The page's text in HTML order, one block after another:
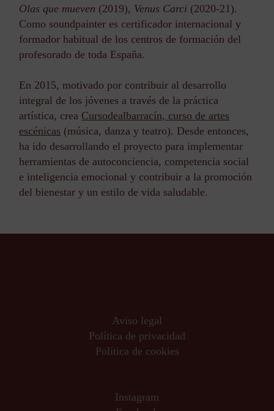
Olas que mueven (2019), Venus Carci (2020-21).
Como soundpainter es certificador internacional y
formador habitual de los centros de formación del
profesorado de toda España.
En 2015, motivado por contribuir al desarrollo
integral de los jóvenes a través de la práctica
artística, crea Cursodealbarracín, curso de artes
escénicas (música, danza y teatro). Desde entonces,
ha ido desarrollando el proyecto para implementar
herramientas de autoconciencia, competencia social
e inteligencia emocional y contribuir a la promoción
del bienestar y un estilo de vida saludable.
Aviso legal
Política de privacidad
Política de cookies
Instagram